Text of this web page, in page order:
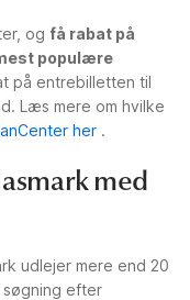
og få rabat på
populære
på entrebilletten til
Læs mere om hvilke
her .
med
udlejer mere end 20
søgning efter